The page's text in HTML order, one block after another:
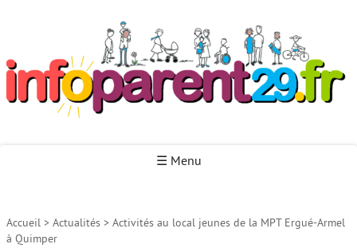
☰ Menu
Accueil
Accueil > Actualités > Activités au local jeunes de la MPT Ergué-Armel
à Quimper